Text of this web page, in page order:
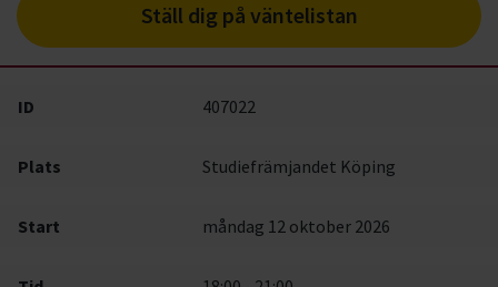
Ställ dig på väntelistan
ID 407022
Plats Studiefrämjandet Köping
Start måndag 12 oktober 2026